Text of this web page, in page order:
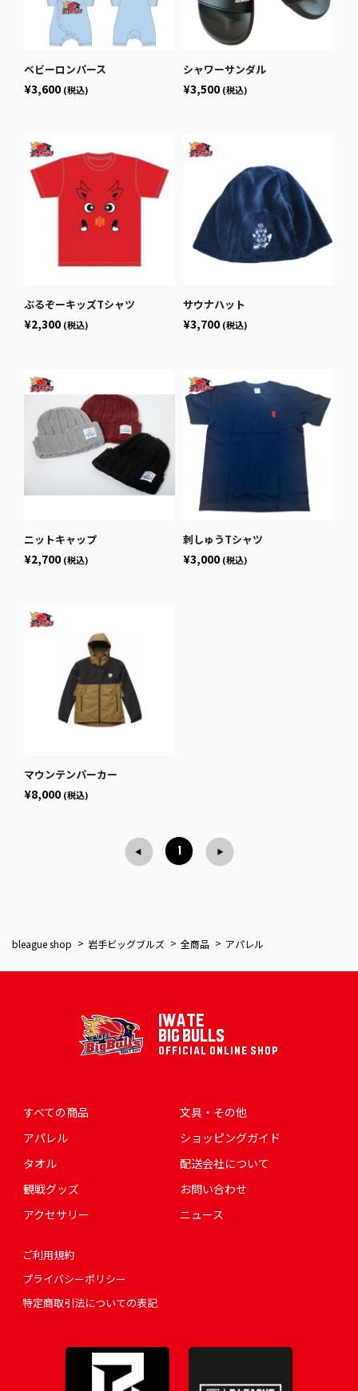
ベビーロンパース
¥3,600 (税込)
シャワーサンダル
¥3,500 (税込)
ぶるぞーキッズTシャツ
¥2,300 (税込)
サウナハット
¥3,700 (税込)
ニットキャップ
¥2,700 (税込)
刺しゅうTシャツ
¥3,000 (税込)
マウンテンパーカー
¥8,000 (税込)
1
bleague shop 岩手ビッグブルズ 全商品 アパレル
IWATE
BIG BULLS
OFFICIAL ONLINE SHOP
すべての商品
アパレル
タオル
観戦グッズ
アクセサリー
文具・その他
ショッピングガイド
配送会社について
お問い合わせ
ニュース
ご利用規約
プライバシーポリシー
特定商取引法についての表記